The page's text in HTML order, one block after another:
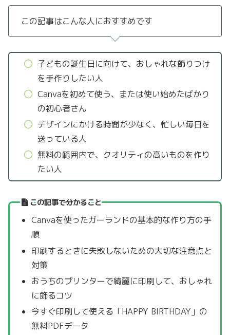
この記事はこんな人におすすめです
子どもの誕生日に向けて、おしゃれな飾りつけ
を手作りしたい人
Canvaを初めて使う、または使い始めたばかり
の初心者さん
デザインにかける時間が少なく、忙しい毎日を
送っている人
無料の範囲内で、クオリティの高いものを作り
たい人
この記事で分かること
Canvaを使ったガーランドの基本的な作り方の手
順
印刷するときに失敗しないための大切な注意点と
対策
おうちのプリンターで綺麗に印刷して、おしゃれ
に飾るコツ
今すぐ印刷して使える「HAPPY BIRTHDAY」の
無料PDFデータ